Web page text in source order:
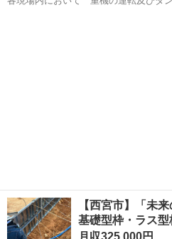
【西宮市】「未
基礎型枠・ラス
月収325,000円